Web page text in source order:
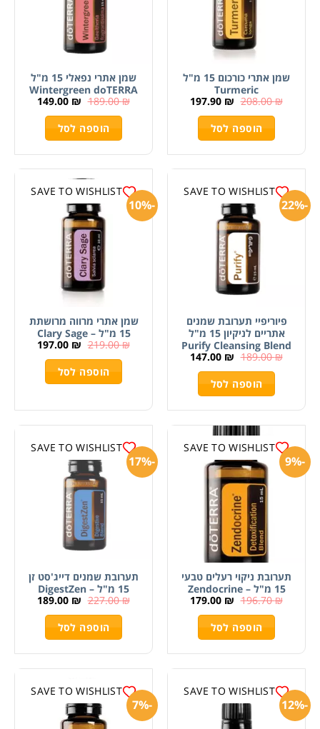
שמן אתרי כורכום 15 מ"ל
Turmeric
208.00₪
197.90 ₪
הוספה לסל
שמן אתרי נפאלי 15 מ"ל
Wintergreen doTERRA
189.00₪
149.00 ₪
הוספה לסל
SAVE TO WISHLIST
-22%
פיוריפיי תערובת שמנים
אתריים לניקיון 15 מ"ל
Purify Cleansing Blend
189.00₪
147.00 ₪
הוספה לסל
SAVE TO WISHLIST
-10%
שמן אתרי מרווה מרושתת
15 מ"ל – Clary Sage
219.00₪
197.00 ₪
הוספה לסל
SAVE TO WISHLIST
-9%
תערובת ניקוי רעלים טבעי
15 מ"ל – Zendocrine
196.70₪
179.00 ₪
הוספה לסל
SAVE TO WISHLIST
-17%
תערובת שמנים דייג'סט זן
15 מ"ל – DigestZen
227.00₪
189.00 ₪
הוספה לסל
SAVE TO WISHLIST
-12%
SAVE TO WISHLIST
-7%